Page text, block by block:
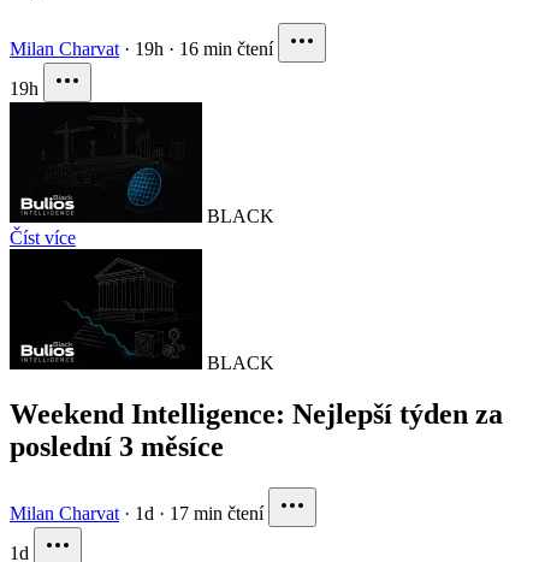
Milan Charvat · 19h · 16 min čtení
19h
BLACK
Číst více
BLACK
Weekend Intelligence: Nejlepší týden za
poslední 3 měsíce
Milan Charvat · 1d · 17 min čtení
1d